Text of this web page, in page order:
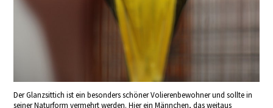
Der Glanzsittich ist ein besonders schöner Volierenbewohner und sollte in
seiner Naturform vermehrt werden. Hier ein Männchen, das weitaus